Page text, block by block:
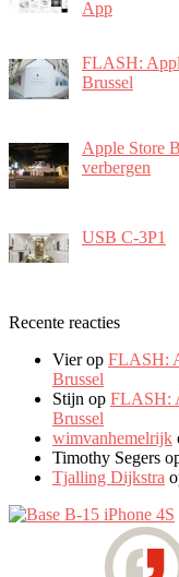
App
FLASH:
Brussel
Apple Store
verbergen
USB C-3P1
Recente reacties
Vierop FLASH:
Brussel
Stijn op FLASH:
Brussel
wimvanhemelrijk
Timothy Segers
Tjalling Dijkstra